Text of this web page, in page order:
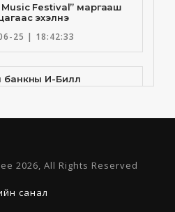
Music Festival” маргааш
эхэлнэ
25 | 18:42:33
банкны И-Билл
Голомт банк
25 | 9:33:55
банк, Санхүү Эдийн
Их Сургууль хамтын
байгууллаа
2026, All Rights Reserved
санал